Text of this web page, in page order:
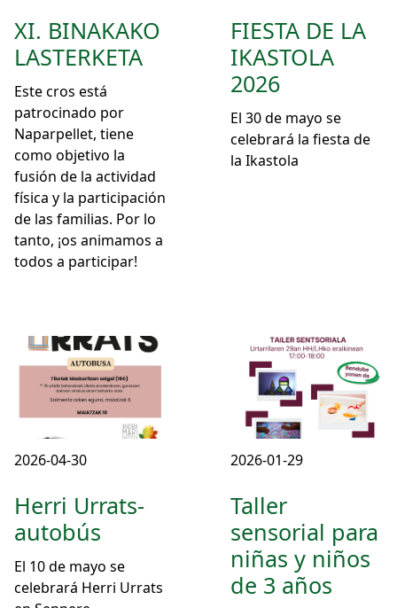
XI. BINAKAKO
LASTERKETA
Este cros está
patrocinado por
Naparpellet, tiene
como objetivo la
fusión de la actividad
física y la participación
de las familias. Por lo
tanto, ¡os animamos a
todos a participar!
FIESTA DE LA
IKASTOLA
2026
El 30 de mayo se
celebrará la fiesta de
la Ikastola
2026-04-30
Herri Urrats-
autobús
El 10 de mayo se
celebrará Herri Urrats
2026-01-29
Taller
sensorial para
niñas y niños
de 3 años